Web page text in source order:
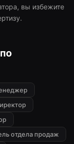
вы избежите
отдела продаж